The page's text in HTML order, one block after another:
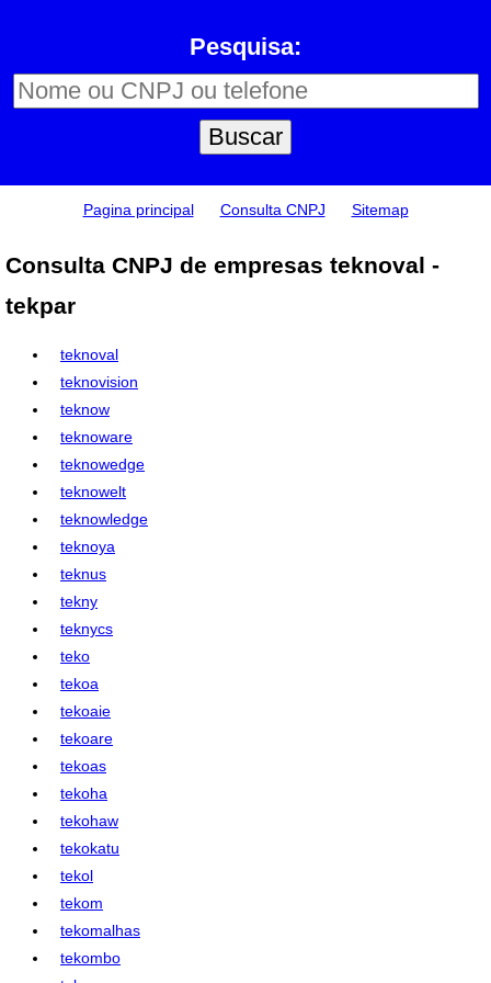
Pesquisa:
Pagina principal Consulta CNPJ Sitemap
Consulta CNPJ de empresas teknoval -
tekpar
teknoval
teknovision
teknow
teknoware
teknowedge
teknowelt
teknowledge
teknoya
teknus
tekny
teknycs
teko
tekoa
tekoaie
tekoare
tekoas
tekoha
tekohaw
tekokatu
tekol
tekom
tekomalhas
tekombo